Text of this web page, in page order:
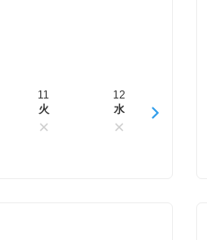
11
火
12
水